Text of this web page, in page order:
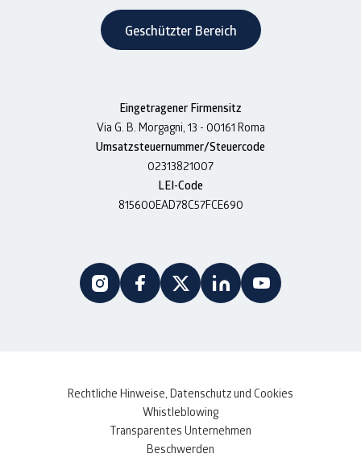
Geschützter Bereich
Eingetragener Firmensitz
Via G. B. Morgagni, 13 - 00161 Roma
Umsatzsteuernummer/Steuercode
02313821007
LEI-Code
815600EAD78C57FCE690
Rechtliche Hinweise, Datenschutz und Cookies
Whistleblowing
Transparentes Unternehmen
Beschwerden